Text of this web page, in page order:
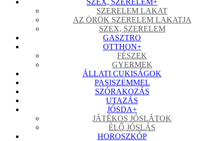
SZEX, SZERELEM+
SZERELEM LAKAT
AZ ÖRÖK SZERELEM LAKATJA
SZEX, SZERELEM
GASZTRO
OTTHON+
FÉSZEK
GYERMEK
ÁLLATI CUKISÁGOK
PASISZEMMEL
SZÓRAKOZÁS
UTAZÁS
JÓSDA+
JÁTÉKOS JÓSLÁTOK
ÉLŐ JÓSLÁS
HOROSZKÓP